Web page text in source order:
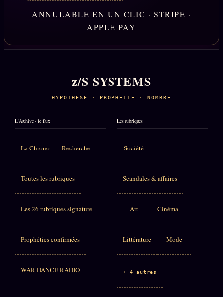
ANNULABLE EN UN CLIC · STRIPE ·
APPLE PAY
z/S SYSTEMS
HYPOTHÈSE · PROPHÉTIE · NOMBRE
L'Archive · le flux
La Chrono Recherche
Toutes les rubriques
Les 26 rubriques signature
Prophéties confirmées
WAR DANCE RADIO
Les rubriques
Société
Scandales & affaires
Art Cinéma
Littérature Mode
+ 4 autres